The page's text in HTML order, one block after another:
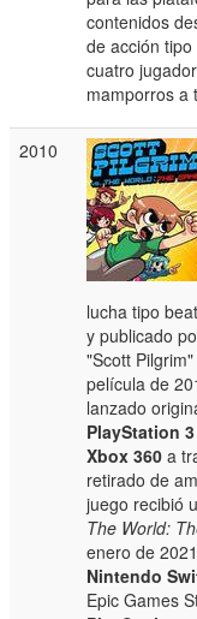
contenidos
de acción
cuatro
mamporros a
2010
lucha tipo
y publicado
"Scott
película de
lanzado
PlayStation 3
Xbox 360 a
retirado de
juego recibió
The World:
enero de
Nintendo
Epic Games